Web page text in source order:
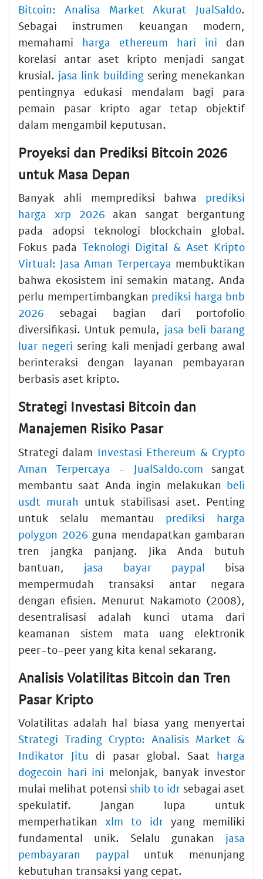
Bitcoin: Analisa Market Akurat JualSaldo.
Sebagai instrumen keuangan modern,
memahami harga ethereum hari ini dan
korelasi antar aset kripto menjadi sangat
krusial. jasa link buildingsering menekankan
pentingnya edukasi mendalam bagi para
pemain pasar kripto agar tetap objektif
dalam mengambil keputusan.
Proyeksi dan Prediksi Bitcoin 2026
untuk Masa Depan
Banyak ahli memprediksi bahwa prediksi
harga xrp 2026 akan sangat bergantung
pada adopsi teknologi blockchain global.
Fokus pada Teknologi Digital & Aset Kripto
Virtual: Jasa Aman Terpercaya membuktikan
bahwa ekosistem ini semakin matang. Anda
perlu mempertimbangkan prediksi harga bnb
2026 sebagai bagian dari portofolio
diversifikasi. Untuk pemula, jasa beli barang
luar negeri sering kali menjadi gerbang awal
berinteraksi dengan layanan pembayaran
berbasis aset kripto.
Strategi Investasi Bitcoin dan
Manajemen Risiko Pasar
Strategi dalam Investasi Ethereum & Crypto
Aman Terpercaya - JualSaldo.com sangat
membantu saat Anda ingin melakukan beli
usdt murah untuk stabilisasi aset. Penting
untuk selalu memantau prediksi harga
polygon 2026 guna mendapatkan gambaran
tren jangka panjang. Jika Anda butuh
bantuan, jasa bayar paypal bisa
mempermudah transaksi antar negara
dengan efisien. Menurut Nakamoto (2008),
desentralisasi adalah kunci utama dari
keamanan sistem mata uang elektronik
peer-to-peer yang kita kenal sekarang.
Analisis Volatilitas Bitcoin dan Tren
Pasar Kripto
Volatilitas adalah hal biasa yang menyertai
Strategi Trading Crypto: Analisis Market &
Indikator Jitu di pasar global. Saat harga
dogecoin hari ini melonjak, banyak investor
mulai melihat potensi shib to idr sebagai aset
spekulatif. Jangan lupa untuk
memperhatikan xlm to idryang memiliki
fundamental unik. Selalu gunakan jasa
pembayaran paypal untuk menunjang
kebutuhan transaksi yang cepat.